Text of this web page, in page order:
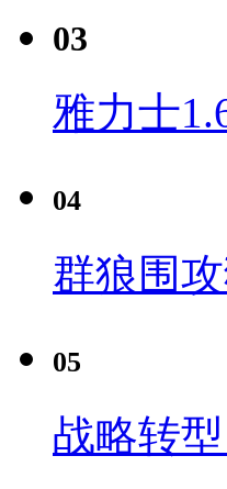
03
雅力士
04
群狼围
05
战略转